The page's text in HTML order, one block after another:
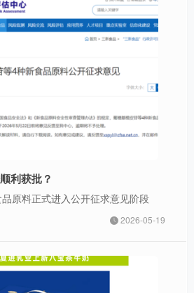
利获批？
原料正式进入公开征求意见阶段
2026-05-19